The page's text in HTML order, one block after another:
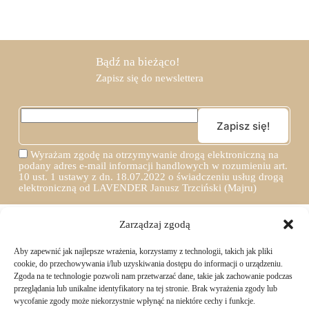
Zarządzaj zgodą
Aby zapewnić jak najlepsze wrażenia, korzystamy z technologii, takich jak pliki
cookie, do przechowywania i/lub uzyskiwania dostępu do informacji o urządzeniu.
Zgoda na te technologie pozwoli nam przetwarzać dane, takie jak zachowanie podczas
przeglądania lub unikalne identyfikatory na tej stronie. Brak wyrażenia zgody lub
wycofanie zgody może niekorzystnie wpłynąć na niektóre cechy i funkcje.
Bądź na bieżąco!
Zapisz się do newslettera
Wyrażam zgodę na otrzymywanie drogą elektroniczną na
podany adres e-mail informacji handlowych w rozumieniu art.
10 ust. 1 ustawy z dn. 18.07.2022 o świadczeniu usług drogą
elektroniczną od LAVENDER Janusz Trzciński (Majru)
TWOJE ZAKUPY
Logowanie i rejestracja
Jak złożyć zamówienie
INFORMACJE PRAWNE